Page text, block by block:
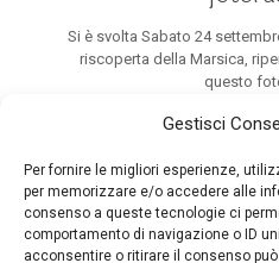
Gestisci
Per fornire le migliori esperienze,
per memorizzare e/o accedere alle
consenso a queste tecnologie ci
comportamento di navigazione o ID
acconsentire o ritirare il consenso
Si è svolta Sabato 24
riscoperta della Marsica,
questo